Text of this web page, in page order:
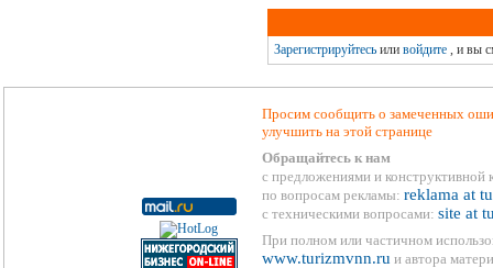
Зарегистрируйтесьили войдите, и вы
Просим сообщить о замеченных
улучшить на этой странице
Обращайтесь к нам
с предложениями и конструктивной
по вопросам рекламы: reklama at
с техническими вопросами: site at
При полном или частичном
www.turizmvnn.ru и автора